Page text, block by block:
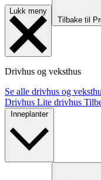
Lukk meny
Tilbake til
Drivhus og veksthus
Se alle drivhus og
Drivhus Lite drivhus
Inneplanter